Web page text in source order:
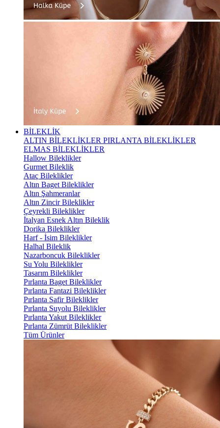
BİLEKLİK
ALTIN BİLEKLİKLER PIRLANTA BİLEKLİKLER
ELMAS BİLEKLİKLER
Hallow Bileklikler
Gurmet Bileklik
Ataç Bileklikler
Altın Baget Bileklikler
Altın Şahmeranlar
Altın Zincir Bileklikler
Çeyrekli Bileklikler
İtalyan Esnek Altın Bileklik
Dorika Bileklikler
Harf - İsim Bileklikler
Halhal Bileklik
Nazarboncuk Bileklikler
Su Yolu Bileklikler
Tasarım Bileklikler
Pırlanta Baget Bileklikler
Pırlanta Fantazi Bileklikler
Pırlanta Safir Bileklikler
Pırlanta Suyolu Bileklikler
Pırlanta Yakut Bileklikler
Pırlanta Zümrüt Bileklikler
Tüm Ürünler